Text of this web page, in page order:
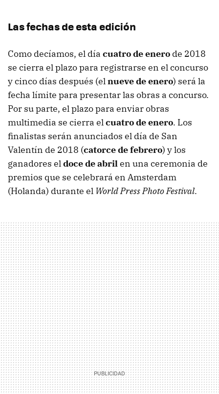
Las fechas de esta edición
Como decíamos, el día cuatro de enero de 2018
se cierra el plazo para registrarse en el concurso
y cinco días después (elnueve de enero) será la
fecha límite para presentar las obras a concurso.
Por su parte, el plazo para enviar obras
multimedia se cierra elcuatro de enero. Los
finalistas serán anunciados el día de San
Valentín de 2018 (catorce de febrero) y los
ganadores eldoce de abrilen una ceremonia de
premios que se celebrará en Amsterdam
(Holanda) durante el World Press Photo Festival.